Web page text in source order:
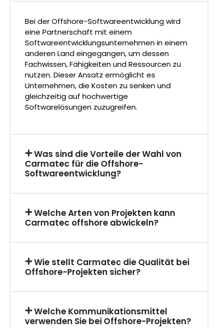
Bei der Offshore-Softwareentwicklung wird
eine Partnerschaft mit einem
Softwareentwicklungsunternehmen in einem
anderen Land eingegangen, um dessen
Fachwissen, Fähigkeiten und Ressourcen zu
nutzen. Dieser Ansatz ermöglicht es
Unternehmen, die Kosten zu senken und
gleichzeitig auf hochwertige
Softwarelösungen zuzugreifen.
Was sind die Vorteile der Wahl von
Carmatec für die Offshore-
Softwareentwicklung?
Welche Arten von Projekten kann
Carmatec offshore abwickeln?
Wie stellt Carmatec die Qualität bei
Offshore-Projekten sicher?
Welche Kommunikationsmittel
verwenden Sie bei Offshore-Projekten?